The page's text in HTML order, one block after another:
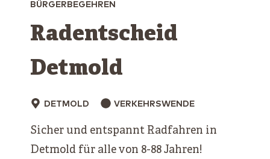
BÜRGERBEGEHREN
Radentscheid
Detmold
DETMOLD VERKEHRSWENDE
Sicher und entspannt Radfahren in
Detmold für alle von 8-88 Jahren!